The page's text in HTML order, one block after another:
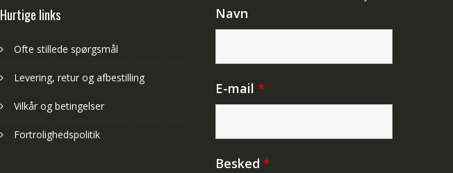
Hurtige links
Ofte stillede spørgsmål
Levering, retur og afbestilling
Vilkår og betingelser
Fortrolighedspolitik
Navn
E-mail *
Besked *